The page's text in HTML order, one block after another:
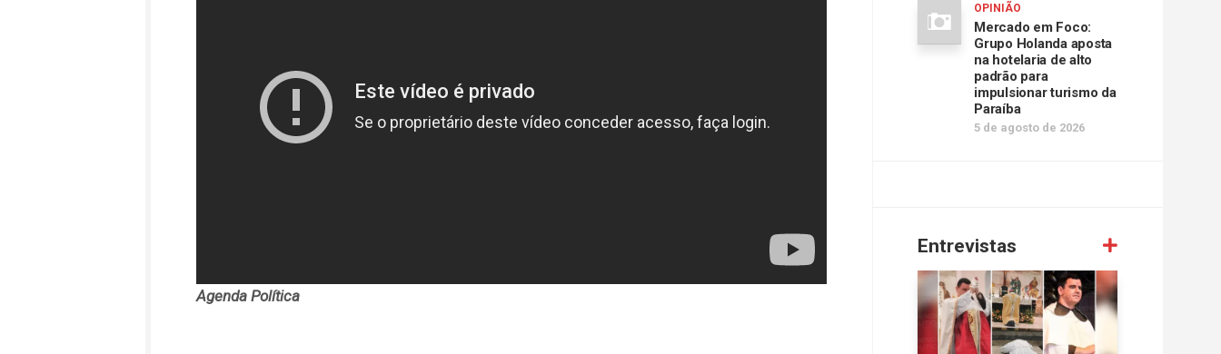
Agenda Política
OPINIÃO
Mercado em Foco:
Grupo Holanda aposta
na hotelaria de alto
padrão para
impulsionar turismo da
Paraíba
5 de agosto de 2026
Entrevistas